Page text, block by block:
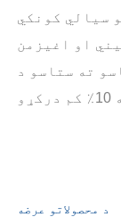
سیالي کونکي
او اغیزمن
ته ستاسو د
د محصولاتو عرضه